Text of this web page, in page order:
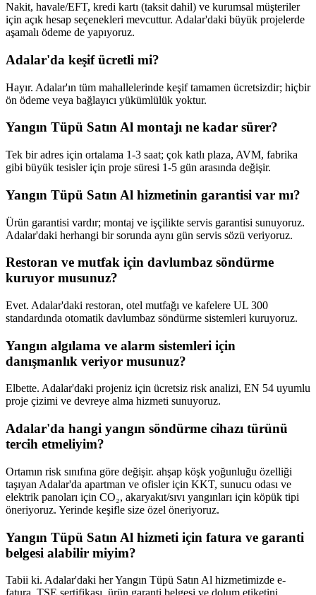
Nakit, havale/EFT, kredi kartı (taksit dahil) ve kurumsal müşteriler
için açık hesap seçenekleri mevcuttur. Adalar'daki büyük projelerde
aşamalı ödeme de yapıyoruz.
Adalar'da keşif ücretli mi?
Hayır. Adalar'ın tüm mahallelerinde keşif tamamen ücretsizdir; hiçbir
ön ödeme veya bağlayıcı yükümlülük yoktur.
Yangın Tüpü Satın Al montajı ne kadar sürer?
Tek bir adres için ortalama 1-3 saat; çok katlı plaza, AVM, fabrika
gibi büyük tesisler için proje süresi 1-5 gün arasında değişir.
Yangın Tüpü Satın Al hizmetinin garantisi var mı?
Ürün garantisi vardır; montaj ve işçilikte servis garantisi sunuyoruz.
Adalar'daki herhangi bir sorunda aynı gün servis sözü veriyoruz.
Restoran ve mutfak için davlumbaz söndürme
kuruyor musunuz?
Evet. Adalar'daki restoran, otel mutfağı ve kafelere UL 300
standardında otomatik davlumbaz söndürme sistemleri kuruyoruz.
Yangın algılama ve alarm sistemleri için
danışmanlık veriyor musunuz?
Elbette. Adalar'daki projeniz için ücretsiz risk analizi, EN 54 uyumlu
proje çizimi ve devreye alma hizmeti sunuyoruz.
Adalar'da hangi yangın söndürme cihazı türünü
tercih etmeliyim?
Ortamın risk sınıfına göre değişir. ahşap köşk yoğunluğu özelliği
taşıyan Adalar'da apartman ve ofisler için KKT, sunucu odası ve
elektrik panoları için CO₂, akaryakıt/sıvı yangınları için köpük tipi
öneriyoruz. Yerinde keşifle size özel öneriyoruz.
Yangın Tüpü Satın Al hizmeti için fatura ve garanti
belgesi alabilir miyim?
Tabii ki. Adalar'daki her Yangın Tüpü Satın Al hizmetimizde e-